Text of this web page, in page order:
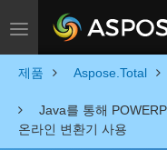
Toggle navigation
제품 Aspose.Total
Java를 통해
온라인 변환기 사용